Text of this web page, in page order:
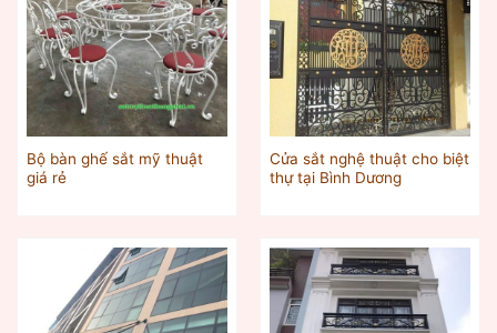
Bộ bàn ghế sắt mỹ thuật
giá rẻ
Cửa sắt nghệ thuật cho biệt
thự tại Bình Dương